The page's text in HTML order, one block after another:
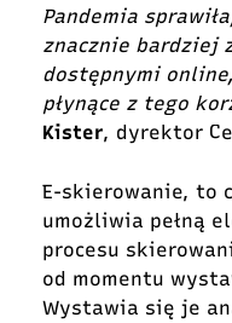
Pandemia
znacznie bardziej
dostępnymi
płynące z tego
Kister, dyrektor
E-skierowanie, to
umożliwia pełną
procesu
od momentu
Wystawia się je